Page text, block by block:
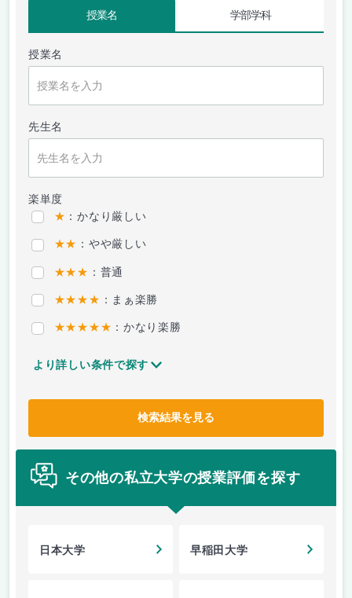
授業名 学部学科
授業名
先生名
楽単度
★ ：かなり厳しい
★★ ：やや厳しい
★★★ ：普通
★★★★ ：まぁ楽勝
★★★★★ ：かなり楽勝
より詳しい条件で探す
検索結果を見る
その他の私立大学の授業評価を探す
日本大学 早稲田大学